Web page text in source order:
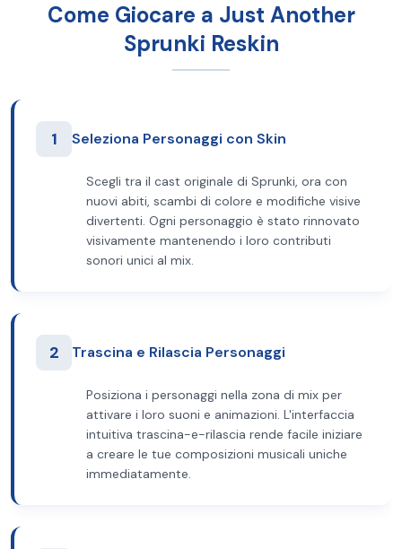
Come Giocare a Just Another
Sprunki Reskin
1 Seleziona Personaggi con Skin
Scegli tra il cast originale di Sprunki, ora con
nuovi abiti, scambi di colore e modifiche visive
divertenti. Ogni personaggio è stato rinnovato
visivamente mantenendo i loro contributi
sonori unici al mix.
2 Trascina e Rilascia Personaggi
Posiziona i personaggi nella zona di mix per
attivare i loro suoni e animazioni. L'interfaccia
intuitiva trascina-e-rilascia rende facile iniziare
a creare le tue composizioni musicali uniche
immediatamente.